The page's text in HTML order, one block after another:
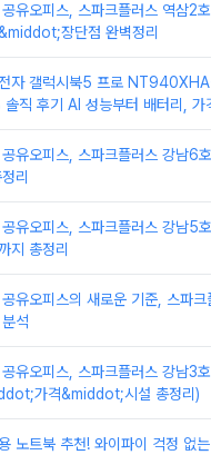
유오피스, 스파크플러스 역삼2
장단점 완벽정리
자 갤럭시북5 프로
직 후기 AI 성능부터 배터리, 가
유오피스, 스파크플러스 강남6
리
유오피스, 스파크플러스 강남5
지 총정리
유오피스의 새로운 기준, 스파
석
유오피스, 스파크플러스 강남3
가격&middot;시설 총정리)
노트북 추천! 와이파이 걱정 없